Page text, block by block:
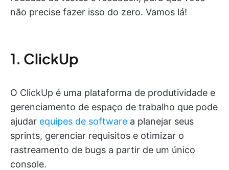
não precise fazer isso do zero. Vamos lá!
1. ClickUp
O ClickUp é uma plataforma de produtividade e
gerenciamento de espaço de trabalho que pode
ajudar equipes de software a planejar seus
sprints, gerenciar requisitos e otimizar o
rastreamento de bugs a partir de um único
console.